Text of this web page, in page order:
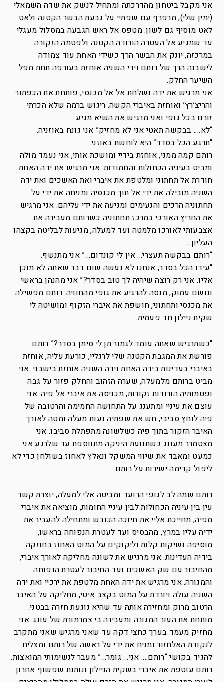
אני מקבל ביטחון מהדרכתה ומתחיל לנשק את שדה השמאלי
(ימין שלי), מרפרף עם שפתיי על גבעת הבשר הקטנה ולאט
לאט מוסיף גם לשון. מטפס אל ראש הגבעה במסלול מעגלי
עד שמגיע אל העטרה הורודה הקטנה ולפטמה הזקורה
במרכזה, יונק את הבשר הרך כשידי האחת עוד צמודה
לישבנה הרך של רותם וידי השניה אוחזת בעורפה תחת מפל
השיער החלק.
אני מרגיש את ידה נשלחת אל אל מכנסי, פותחת את הכפתור
והריצ’רץ’ ואוחזת באיברי הקשה. ריגוש ברמה שלא הכרתי
זורם בכל גופי ואני מרגיש את השיא מגיע.
“לא…. בבקשה תאטי אני לא מחזיק” אני גונח באוזניה.
“תרגע הכל בסדר” היא לוחשת באוזני.
רותם קמה ממני, אוחזת בידיי ומושכת אותי, אני נעמד מולה
ומביט בעיניה הכחולות והחמודות. אני מרגיש את ידה האחת
חודרת אל תחתוני ומלטפת את איברי ואת האשכים ואת ידה
השניה מובילה את ידי אל תוך מכנסיה ומניחה את ידי על
תחתוניה הרכים והנעימים ומניעה את ידי עליהם. אני מרגיש
את החריץ האורכי במרכז תחתוניה כשרותם מעבירה את
אצבעותי לאורכו מלמטה ועד למעלה, מגיעות לבליטה בקצהו
העליון….
“רותם בבקשה תעצרי… אין לי קונדום…” אני מתנשף.
“עידו הכל בסדר, אנחנו לא נעשה שום דבר שאתה לא מוכן
אליו. אני רק רוצה שיהיה לך טוב בסדר?” אני מהנהן בראשי
ונושם עמוק, מנסה להרגיע את גופי מהחוויה. רותם מפשילה
את מכנסי ותחתוני, חושפת את איברי הזקוף ומושיטה לי
שקית ניילון חד פעמית.
“כשתרגיש שאתה עומד לגמור תן לי סימן בסדר?” רותם
פורשת את המגבת הקטנה שלי לרגליי, כורעת עליה, אוחזת
באיברי בעדינות בידה האחת וידה השניה אוחזת בישבני. אני
מביט ברותם מלמעלה, שערה הזהוב והחלק פזור על גבה
ופטמותיה הורודות זקורות, מכניסה את איברי אל פיה. אני
עוצם את עיניי ומתענג על התחושה החמימה והרטובה של
פיה לוחץ סביבי, חש את שפתיה נעות מעלה ומטה לאורך
האיבר הזקור בתוך פיה כשלשונה מתפתלת סביבו. אני
מצטמרר מעונג כשתנועת היניקה מתווספת עד שלרגע אני
כמעט ומאבד את שיווי המשקל ונאלץ לאחוז בשולחן כדי לא
ליפול קדימה ישירות על רותם.
רותם שמה לב לגופי הרועד ומביטה אלי למעלה, יוצרת קשר
עין בין עיניה הכחולות לבין עיניי החומות, מוציאה את איברי
מפיה, מחייכת אליי את חיוכה הכובש ומתחילה להעביר את
ידיה עליו במרץ, מהבסיס ועד לעטרת הנפוחה בראשו,
מוסיפה נשיקות קלות וליקוקים על המוט האחוז בחוזקה
בידיה העדינות. אני מרגיש את לשונה מחליקה לאורך איברי,
מהחיבור עם שק האשכים ועד החיבור לעטרת הנפוחה
והמגורה. אני מרגיש את ידה האחת מלטפת את ירכיי ואת ידה
השניה עולה ויורדת על המוט בקצב איטי, מחליקה על האיבר
הרטוב מרוק ומחזירה אותה עד שהיא נוגעת חזרה בבטני.
מותחת את העור המגורה ומעבירה בי צמרמורת של עונג. אני
מחזיק מעמד בערך כחצי דקה עד שאני מרגיש שאני מתקרב
לנקודת האלחזור ומניח את ידי על ראשה של רותם ומצליח
להגיד בקושי “רותם…. אני… גומר…” מעבר לנשימותי המואצות.
רותם עוטפת את איברי בשקית הניילון ונותנת שפשוף אחרון